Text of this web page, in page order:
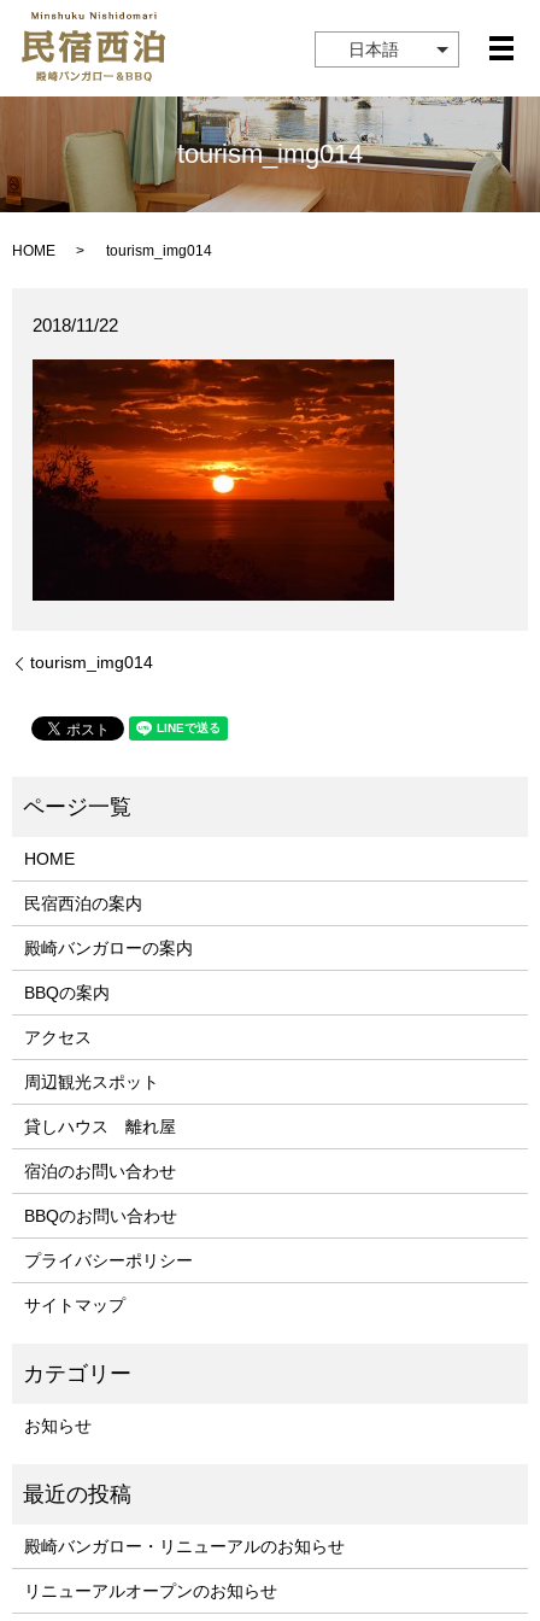
日本語 メ
tourism_img014
HOME tourism_img014
2018/11/22
tourism_img014
HOME
民宿西泊の案内
殿崎バンガローの案内
BBQの案内
アクセス
周辺観光スポット
貸しハウス 離れ屋
宿泊のお問い合わせ
BBQのお問い合わせ
プライバシーポリシー
サイトマップ
お知らせ
殿崎バンガロー・リニューアルのお知らせ
リニューアルオープンのお知らせ